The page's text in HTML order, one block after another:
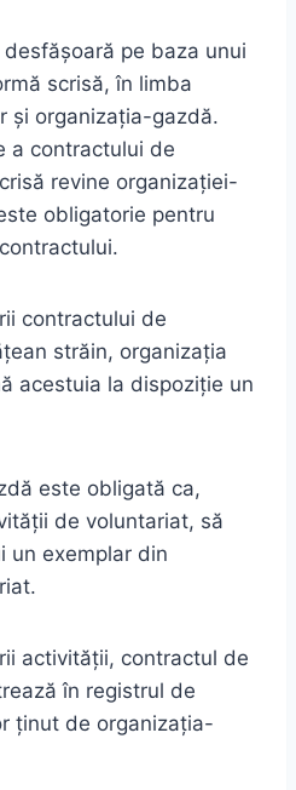
pe baza unui
scrisă, în limba
şi organizaţia-gazdă.
a contractului de
revine organizaţiei-
obligatorie pentru
contractului de
străin, organizaţia
acestuia la dispoziţie un
este obligată ca,
de voluntariat, să
un exemplar din
activităţii, contractul de
în registrul de
ţinut de organizaţia-